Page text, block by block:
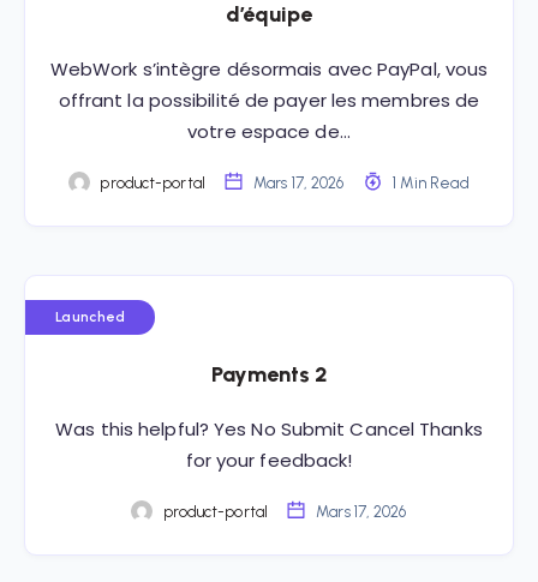
d’équipe
WebWork s’intègre désormais avec PayPal, vous
offrant la possibilité de payer les membres de
votre espace de…
product-portal Mars 17, 2026 1 Min Read
Launched
Payments 2
Was this helpful? Yes No Submit Cancel Thanks
for your feedback!
product-portal Mars 17, 2026